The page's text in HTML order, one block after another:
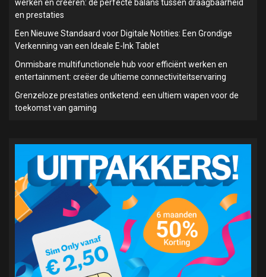
werken en creëren: de perfecte balans tussen draagbaarheid
en prestaties
Een Nieuwe Standaard voor Digitale Notities: Een Grondige
Verkenning van een Ideale E-Ink Tablet
Onmisbare multifunctionele hub voor efficiënt werken en
entertainment: creëer de ultieme connectiviteitservaring
Grenzeloze prestaties ontketend: een ultiem wapen voor de
toekomst van gaming